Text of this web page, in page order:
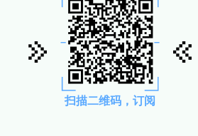
膜增厚，提示MMP14表达随
中Mmp14 mRNA和蛋白水平显
脂质水平（除高密度脂蛋白
陷对基础心血管功能的影响**